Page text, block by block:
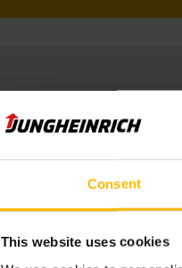
Consent
This website uses cookies